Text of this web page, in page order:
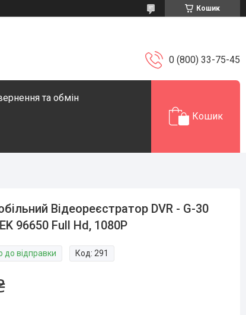
Кошик
0 (800) 33-75-45
та обмін
Кошик
Відеореєстратор DVR - G-30
96650 Full Hd, 1080P
до відправки Код: 291